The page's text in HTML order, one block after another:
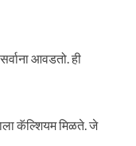
आवडतो. ही
कॅल्शियम मिळते. जे